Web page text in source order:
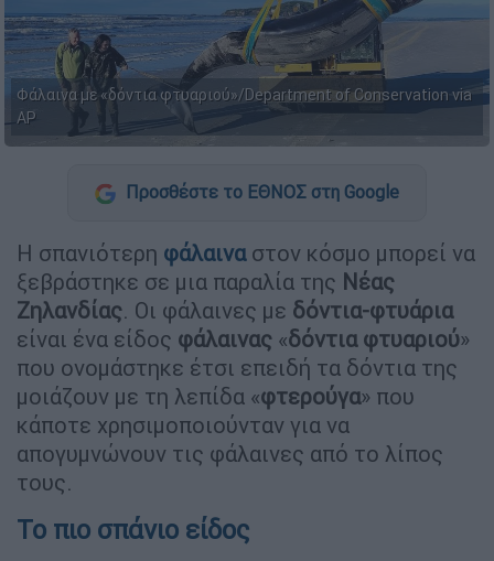
Φάλαινα με «δόντια φτυαριού»/Department of Conservation via
AP
Προσθέστε το ΕΘΝΟΣ στη Google
Η σπανιότερη φάλαιναστον κόσμο μπορεί να
ξεβράστηκε σε μια παραλία της Νέας
Ζηλανδίας. Οι φάλαινες με δόντια-φτυάρια
είναι ένα είδος φάλαινας «δόντια φτυαριού»
που ονομάστηκε έτσι επειδή τα δόντια της
μοιάζουν με τη λεπίδα «φτερούγα» που
κάποτε χρησιμοποιούνταν για να
απογυμνώνουν τις φάλαινες από το λίπος
τους.
Το πιο σπάνιο είδος